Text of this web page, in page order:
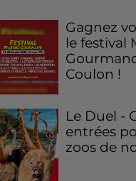
Gagnez
le festival
Coulon !
Le Duel -
entrées
zoos de